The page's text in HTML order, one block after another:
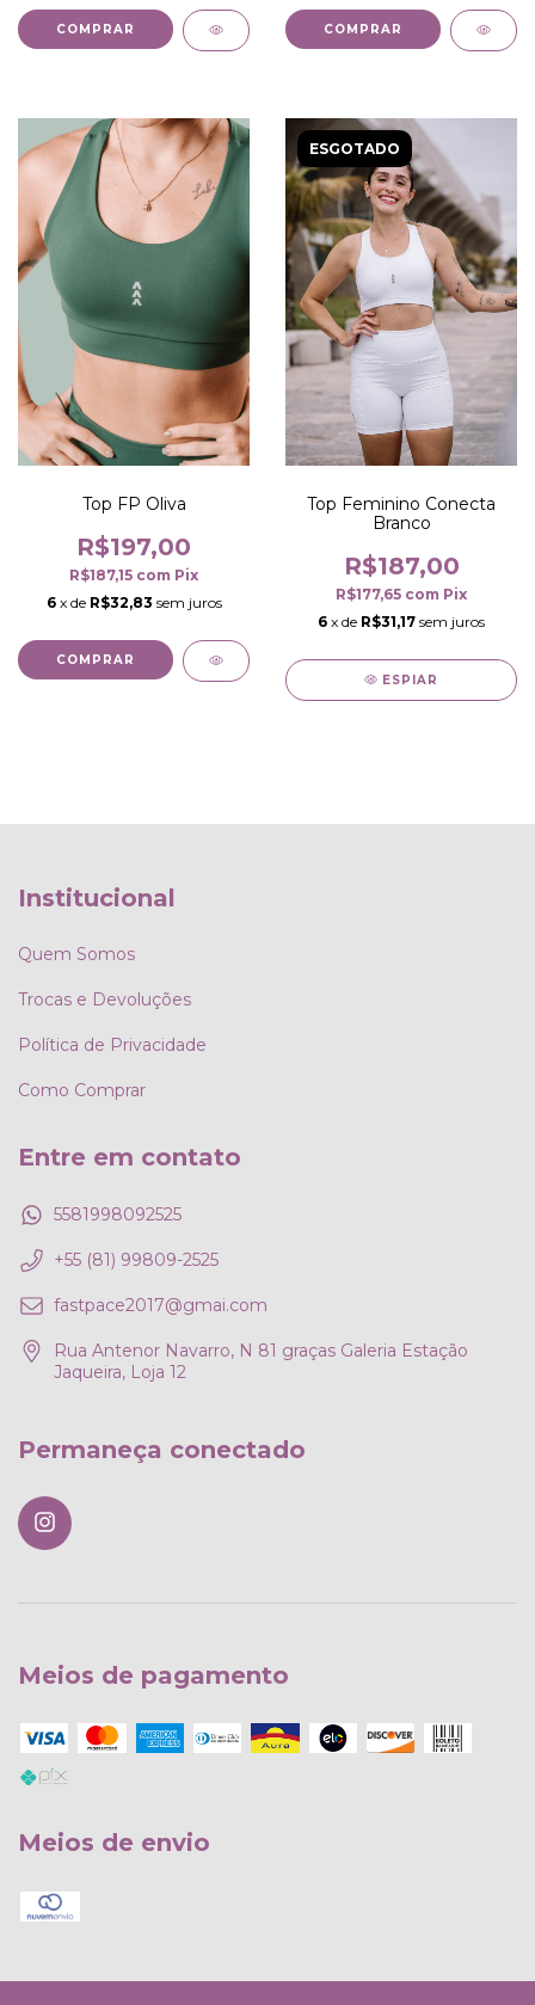
COMPRAR COMPRAR
Top FP Oliva
R$197,00
R$187,15 com Pix
6 x de R$32,83 sem juros
COMPRAR
ESGOTADO
Top Feminino Conecta
Branco
R$187,00
R$177,65 com Pix
6 x de R$31,17 sem juros
ESPIAR
Institucional
Quem Somos
Trocas e Devoluções
Política de Privacidade
Como Comprar
Entre em contato
5581998092525
+55 (81) 99809-2525
fastpace2017@gmai.com
Rua Antenor Navarro, N 81 graças Galeria Estação
Jaqueira, Loja 12
Permaneça conectado
Meios de pagamento
Meios de envio